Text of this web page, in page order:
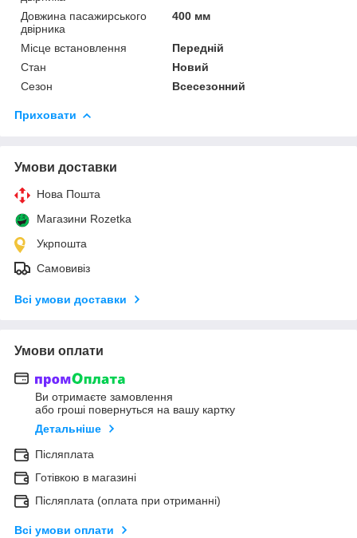
Довжина пасажирського
двірника
400 мм
Місце встановлення
Передній
Стан
Новий
Сезон
Всесезонний
Приховати
Умови доставки
Нова Пошта
Магазини Rozetka
Укрпошта
Самовивіз
Всі умови доставки
Умови оплати
Ви отримаєте замовлення
або гроші повернуться на вашу картку
Детальніше
Післяплата
Готівкою в магазині
Післяплата (оплата при отриманні)
Всі умови оплати